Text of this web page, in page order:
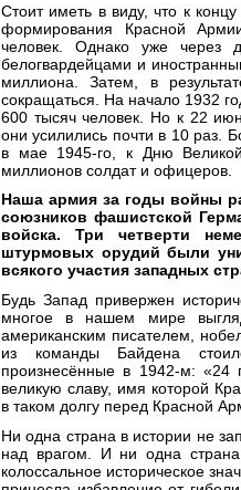
Стоит иметь в виду, что к
формирования Красной
человек. Однако уже через
белогвардейцами и
миллиона. Затем, в
сокращаться. На начало 1932
600 тысяч человек. Но к 22
они усилились почти в 10 раз.
в мае 1945-го, к Дню
миллионов солдат и офицеров.
Наша армия за годы войны
союзников фашистской
войска. Три четверти
штурмовых орудий были
всякого участия западных
Будь Запад привержен
многое в нашем мире
американским писателем,
из команды Байдена
произнесённые в 1942-м: «24
великую славу, имя которой
в таком долгу перед Красной
Ни одна страна в истории не
над врагом. И ни одна
колоссальное историческое